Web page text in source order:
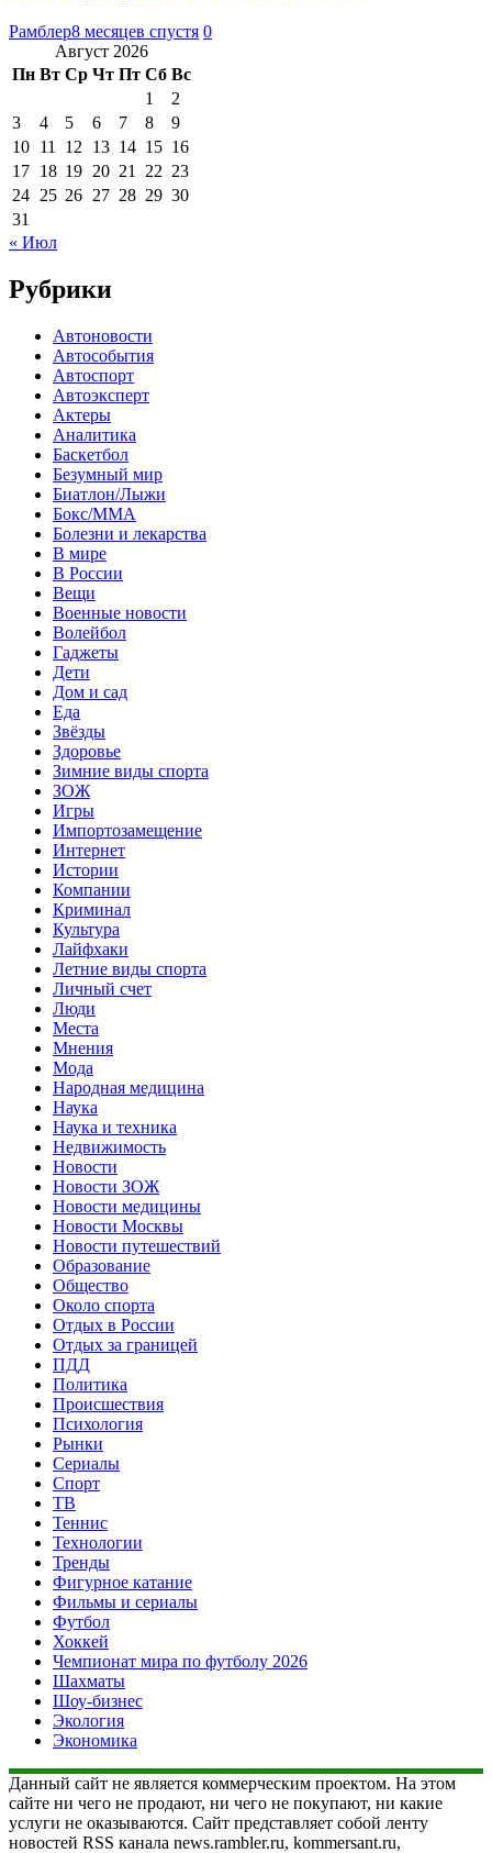
Рамблер8 месяцев спустя 0
Август 2026
Пн Вт Ср Чт Пт Сб Вс
1
2
3
4 5 6 7 8
9
10 11 12 13 14 15 16
17 18 19 20 21 22 23
24 25 26 27 28 29 30
31
« Июл
Рубрики
Автоновости
Автособытия
Автоспорт
Автоэксперт
Актеры
Аналитика
Баскетбол
Безумный мир
Биатлон/Лыжи
Бокс/MMA
Болезни и лекарства
В мире
В России
Вещи
Военные новости
Волейбол
Гаджеты
Дети
Дом и сад
Еда
Звёзды
Здоровье
Зимние виды спорта
ЗОЖ
Игры
Импортозамещение
Интернет
Истории
Компании
Криминал
Культура
Лайфхаки
Летние виды спорта
Личный счет
Люди
Места
Мнения
Мода
Народная медицина
Наука
Наука и техника
Недвижимость
Новости
Новости ЗОЖ
Новости медицины
Новости Москвы
Новости путешествий
Образование
Общество
Около спорта
Отдых в России
Отдых за границей
ПДД
Политика
Происшествия
Психология
Рынки
Сериалы
Спорт
ТВ
Теннис
Технологии
Тренды
Фигурное катание
Фильмы и сериалы
Футбол
Хоккей
Чемпионат мира по футболу 2026
Шахматы
Шоу-бизнес
Экология
Экономика
Данный сайт не является коммерческим проектом. На этом
сайте ни чего не продают, ни чего не покупают, ни какие
услуги не оказываются. Сайт представляет собой ленту
новостей RSS канала news.rambler.ru, kommersant.ru,